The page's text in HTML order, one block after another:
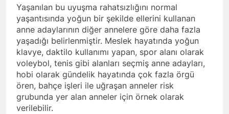
Yaşanılan bu uyuşma rahatsızlığını normal
yaşantısında yoğun bir şekilde ellerini kullanan
anne adaylarının diğer annelere göre daha fazla
yaşadığı belirlenmiştir. Meslek hayatında yoğun
klavye, daktilo kullanımı yapan, spor alanı olarak
voleybol, tenis gibi alanları seçmiş anne adayları,
hobi olarak gündelik hayatında çok fazla örgü
ören, bahçe işleri ile uğraşan anneler risk
grubunda yer alan anneler için örnek olarak
verilebilir.